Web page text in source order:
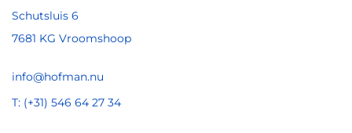
Schutsluis 6
7681 KG Vroomshoop
info@hofman.nu
T: (+31) 546 64 27 34